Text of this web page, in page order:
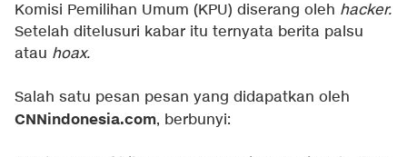
Komisi Pemilihan Umum (KPU) diserang oleh hacker.
Setelah ditelusuri kabar itu ternyata berita palsu
atau hoax.
Salah satu pesan pesan yang didapatkan oleh
CNNindonesia.com, berbunyi: